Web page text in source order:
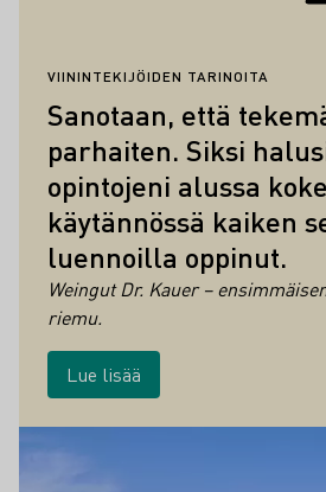
VIININTEKIJÖIDEN TARINOITA
Sanotaan, että
parhaiten. Siksi
opintojeni alussa
käytännössä kaiken
luennoilla oppinut.
Weingut Dr. Kauer –
riemu.
Lue lisää
Viinikulttuurin